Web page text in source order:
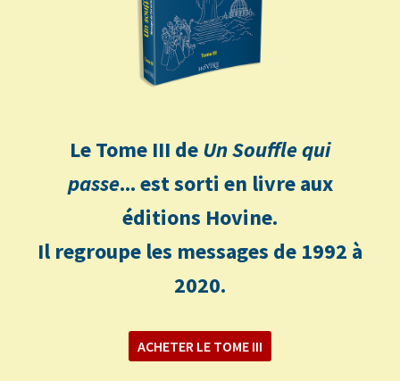
Le Tome III deUn Souffle qui
passe... est sorti en livre aux
éditions Hovine.
Il regroupe les messages de 1992 à
2020.
ACHETER LE TOME III